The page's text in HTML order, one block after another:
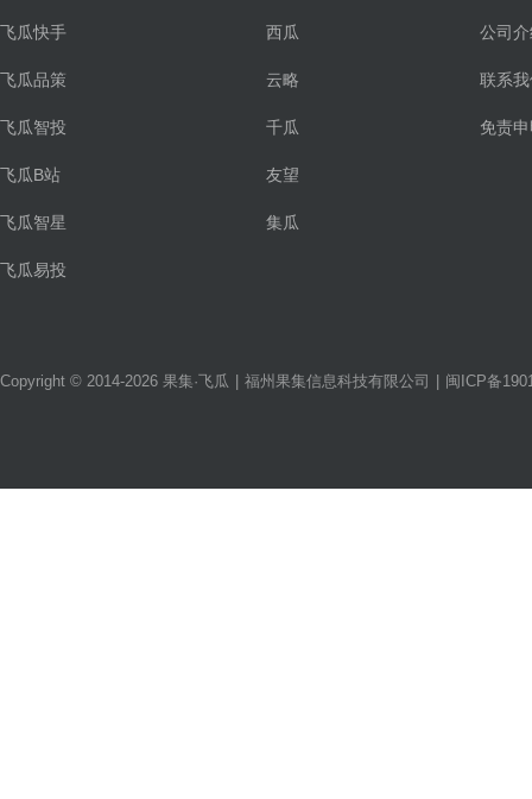
飞瓜快手
飞瓜品策
飞瓜智投
飞瓜B站
飞瓜智星
飞瓜易投
西瓜
云略
千瓜
友望
集瓜
公司
联系
免责
Copyright © 2014-2026 果集·飞瓜 福州果集信息科技有限公司 闽ICP备